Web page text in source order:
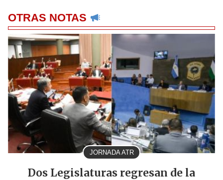
OTRAS NOTAS
JORNADA ATR
Dos Legislaturas regresan de la